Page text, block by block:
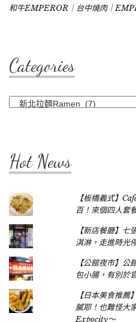
和牛EMPEROR｜台中燒肉｜
Categories
Categories
Hot News
【板橋義式】
百！來個四人套
【新店餐廳】
淇淋，走進時光
【公館夜市】
包小腸，有別於
【日本美食推
膩耶！也難怪大
Expocity～